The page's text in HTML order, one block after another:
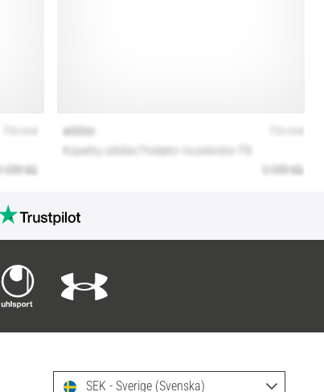
SEK - Sverige (Svenska)